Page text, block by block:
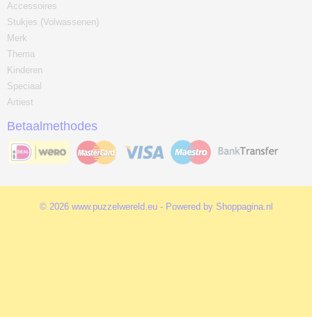
Accessoires
Stukjes (Volwassenen)
Merk
Thema
Kinderen
Speciaal
Artiest
Betaalmethodes
© 2026 www.puzzelwereld.eu - Powered by Shoppagina.nl